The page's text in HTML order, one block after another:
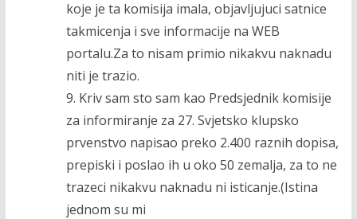
koje je ta komisija imala, objavljujuci satnice
takmicenja i sve informacije na WEB
portalu.Za to nisam primio nikakvu naknadu
niti je trazio.
9. Kriv sam sto sam kao Predsjednik komisije
za informiranje za 27. Svjetsko klupsko
prvenstvo napisao preko 2.400 raznih dopisa,
prepiski i poslao ih u oko 50 zemalja, za to ne
trazeci nikakvu naknadu ni isticanje.(Istina
jednom su mi